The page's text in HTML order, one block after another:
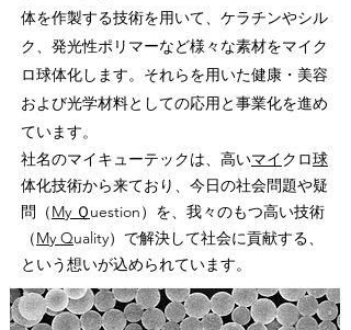
体を作製する技術を用いて、ケラチンやシル
ク、発光性ポリマーなど様々な素材をマイク
ロ球体化します。それらを用いた健康・美容
および光学材料としての応用と事業化を進め
ています。
社名のマイキューテックは、高いマイクロ球
体化技術から来ており、今日の社会問題や疑
問（My Ｑuestion）を、我々のもつ高い技術
（My Quality）で解決して社会に貢献する、
という想いが込められています。